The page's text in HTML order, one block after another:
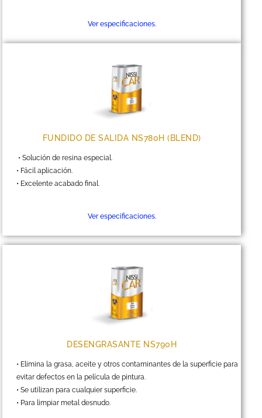
Ver especificaciones.
FUNDIDO DE SALIDA NS780H (BLEND)
• Solución de resina especial.
• Fácil aplicación.
• Excelente acabado final.
Ver especificaciones.
DESENGRASANTE NS790H
• Elimina la grasa, aceite y otros contaminantes de la superficie para
evitar defectos en la película de pintura.
• Se utilizan para cualquier superficie.
• Para limpiar metal desnudo.